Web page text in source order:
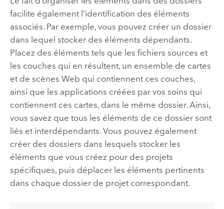
facilite également l’identification des éléments
associés. Par exemple, vous pouvez créer un dossier
dans lequel stocker des éléments dépendants.
Placez des éléments tels que les fichiers sources et
les couches qui en résultent, un ensemble de cartes
et de scènes Web qui contiennent ces couches,
ainsi que les applications créées par vos soins qui
contiennent ces cartes, dans le même dossier. Ainsi,
vous savez que tous les éléments de ce dossier sont
liés et interdépendants. Vous pouvez également
créer des dossiers dans lesquels stocker les
éléments que vous créez pour des projets
spécifiques, puis déplacer les éléments pertinents
dans chaque dossier de projet correspondant.